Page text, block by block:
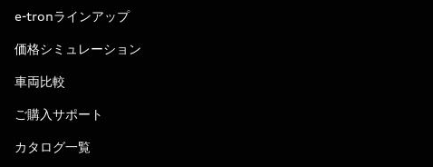
e-tronラインアップ
価格シミュレーション
車両比較
ご購入サポート
カタログ一覧